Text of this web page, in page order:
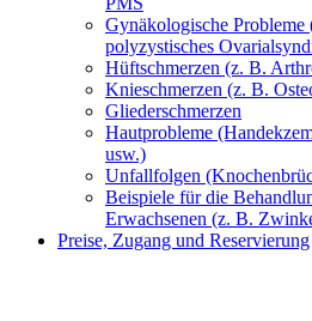
Gynäkologische Probleme
polyzystisches
Hüftschmerzen (z. B.
Knieschmerzen (z. B.
Gliederschmerzen
Hautprobleme
usw.)
Unfallfolgen
Beispiele für die
Erwachsenen (z. B.
Preise, Zugang und Reservierung